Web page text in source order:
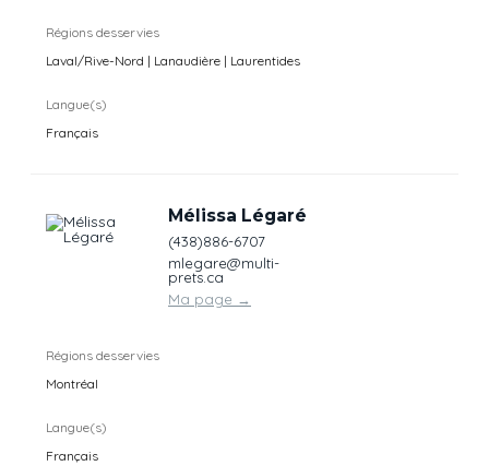
Régions desservies
Laval/Rive-Nord | Lanaudière | Laurentides
Langue(s)
Français
Mélissa Légaré
(438)886-6707
mlegare@multi-
prets.ca
Ma page →
Régions desservies
Montréal
Langue(s)
Français